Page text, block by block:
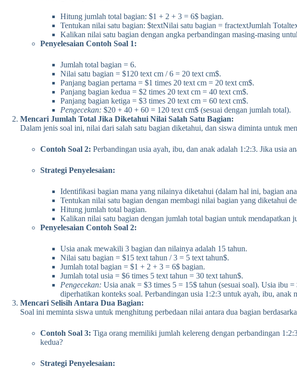
Hitung jumlah total bagian: $1 + 2 + 3 = 6$ bagian.
Tentukan nilai satu bagian: $textNilai satu bagian = fractextJumlah
Kalikan nilai satu bagian dengan angka perbandingan masing-masing
Penyelesaian Contoh Soal 1:
Jumlah total bagian = 6.
Nilai satu bagian = $120 text cm / 6 = 20 text cm$.
Panjang bagian pertama = $1 times 20 text cm = 20 text cm$.
Panjang bagian kedua = $2 times 20 text cm = 40 text cm$.
Panjang bagian ketiga = $3 times 20 text cm = 60 text cm$.
Pengecekan: $20 + 40 + 60 = 120 text cm$ (sesuai dengan jumlah total).
Mencari Jumlah Total Jika Diketahui Nilai Salah Satu Bagian:
Dalam jenis soal ini, nilai dari salah satu bagian diketahui, dan siswa diminta untuk
Contoh Soal 2: Perbandingan usia ayah, ibu, dan anak adalah 1:2:3. Jika usia
Strategi Penyelesaian:
Identifikasi bagian mana yang nilainya diketahui (dalam hal ini, bagian
Tentukan nilai satu bagian dengan membagi nilai bagian yang diketahui
Hitung jumlah total bagian.
Kalikan nilai satu bagian dengan jumlah total bagian untuk mendapatkan
Penyelesaian Contoh Soal 2:
Usia anak mewakili 3 bagian dan nilainya adalah 15 tahun.
Nilai satu bagian = $15 text tahun / 3 = 5 text tahun$.
Jumlah total bagian = $1 + 2 + 3 = 6$ bagian.
Jumlah total usia = $6 times 5 text tahun = 30 text tahun$.
Pengecekan: Usia anak = $3 times 5 = 15$ tahun (sesuai soal). Usia ibu
diperhatikan konteks soal. Perbandingan usia 1:2:3 untuk ayah, ibu,
Mencari Selisih Antara Dua Bagian:
Soal ini meminta siswa untuk menghitung perbedaan nilai antara dua bagian
Contoh Soal 3: Tiga orang memiliki jumlah kelereng dengan perbandingan
kedua?
Strategi Penyelesaian: